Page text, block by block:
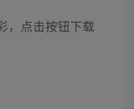
，点击按钮下载